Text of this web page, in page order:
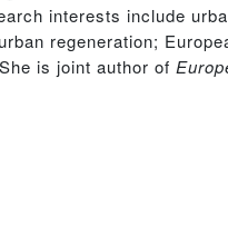
interests include
regeneration;
is joint author of